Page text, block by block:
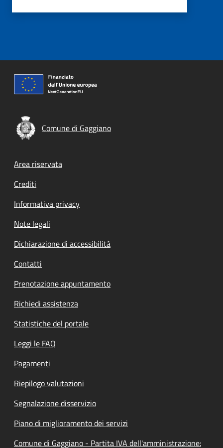
Comune di Gaggiano
Footer menu
Area riservata
Crediti
Informativa privacy
Note legali
Dichiarazione di accessibilità
Contatti
Prenotazione appuntamento
Richiedi assistenza
Statistiche del portale
Leggi le FAQ
Pagamenti
Riepilogo valutazioni
Segnalazione disservizio
Piano di miglioramento dei servizi
Comune di Gaggiano - Partita IVA dell'amministrazione: